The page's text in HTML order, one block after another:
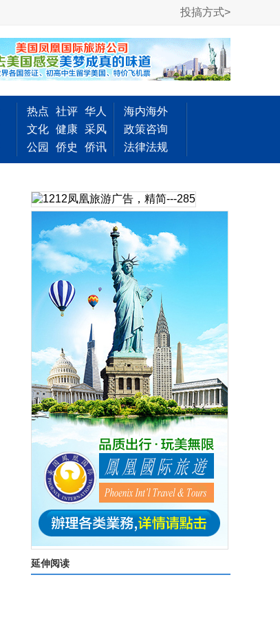
投搞方式>
热点 社评 华人
文化 健康 采风
公园
侨史 侨讯
海内海外
政策咨询
法律法规
延伸阅读